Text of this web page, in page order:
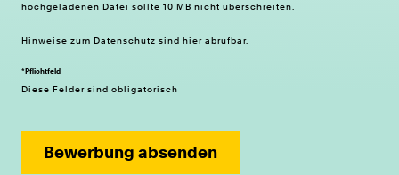
hochgeladenen Datei sollte 10 MB nicht überschreiten.
Hinweise zum Datenschutz sind hier abrufbar.
*Pflichtfeld
Diese Felder sind obligatorisch
Bewerbung absenden